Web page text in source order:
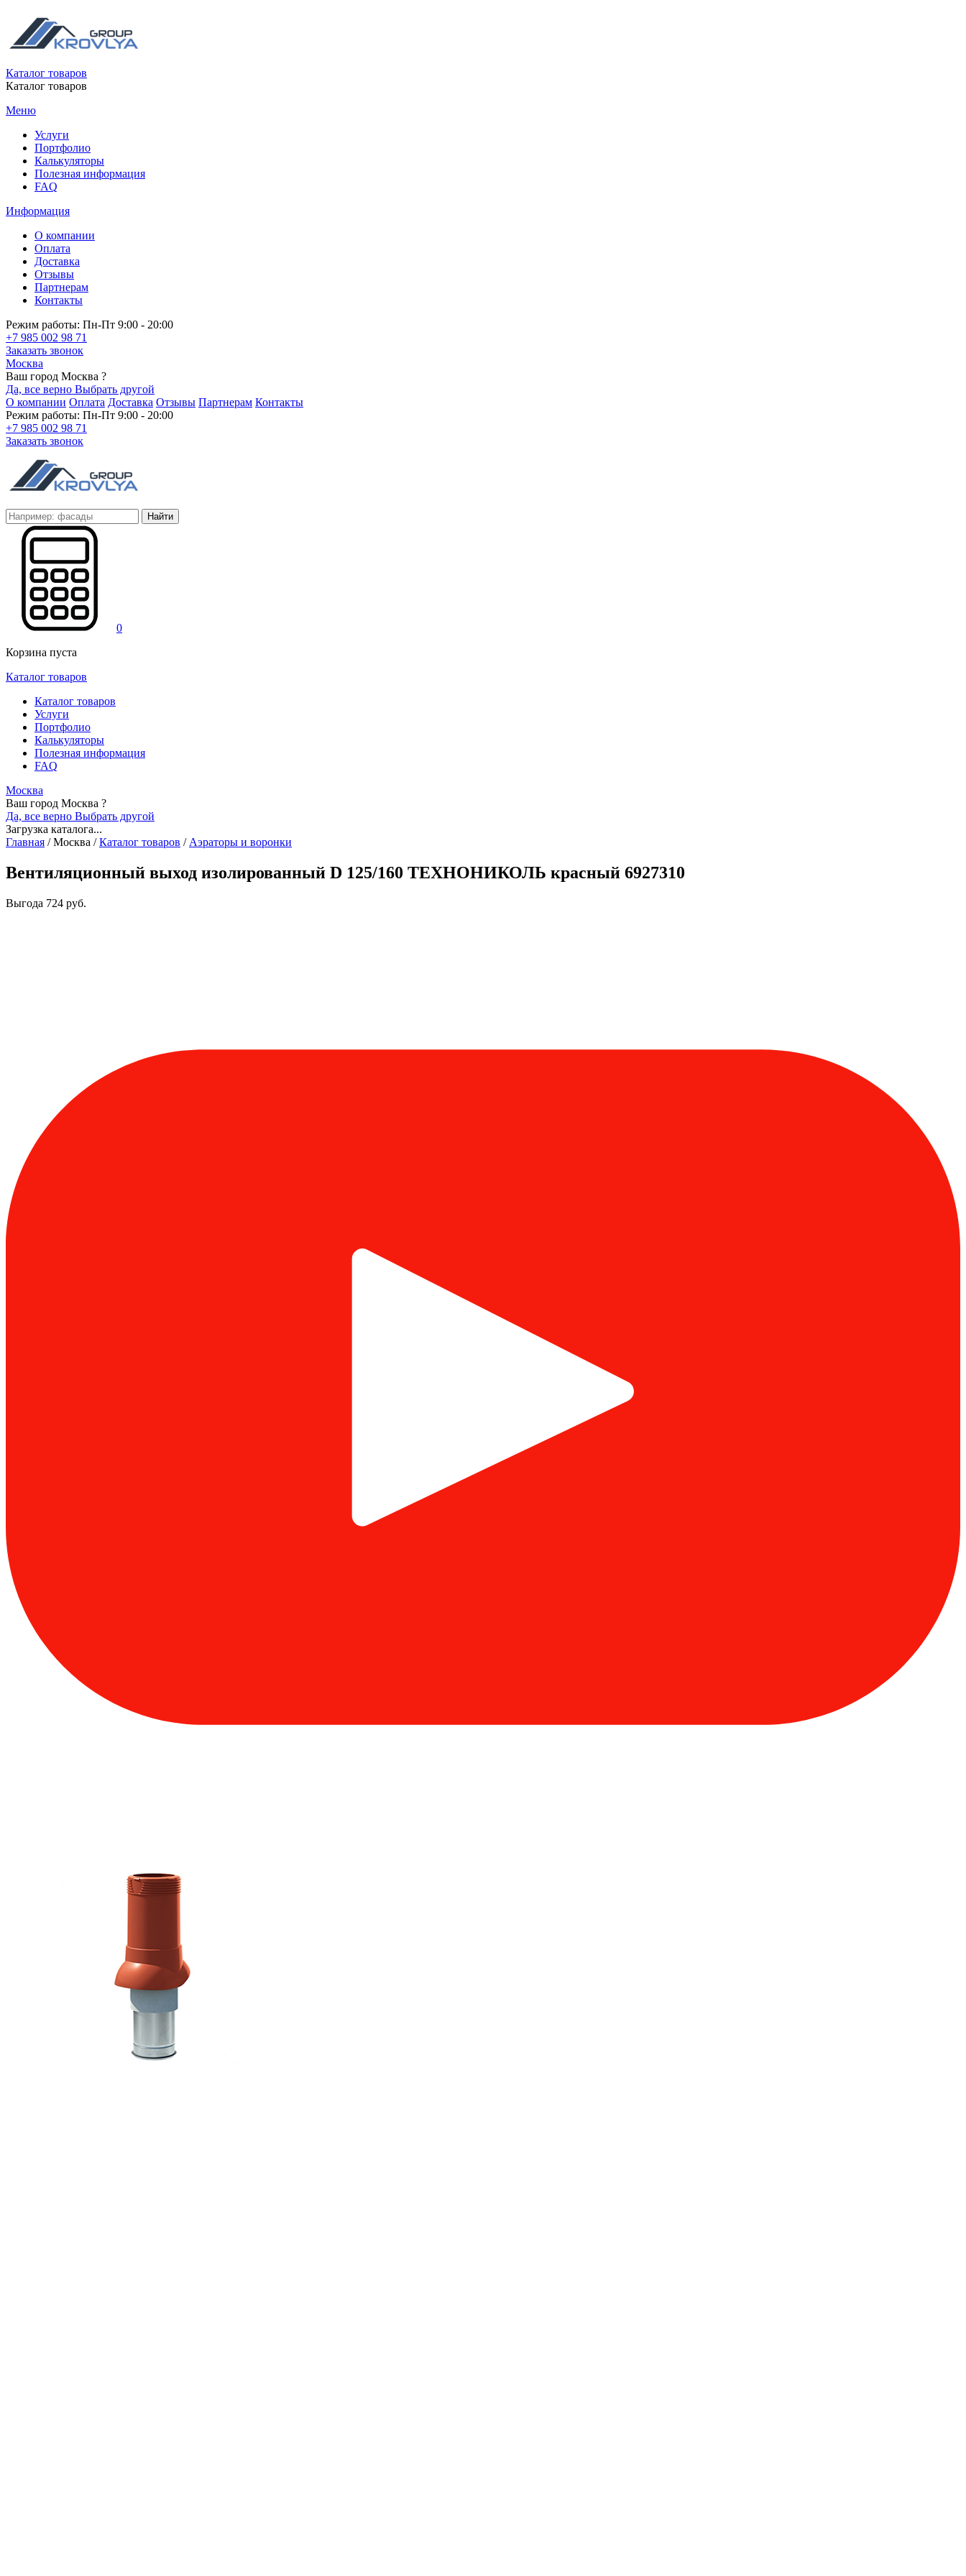
Каталог товаров
Каталог товаров
Меню
Услуги
Портфолио
Калькуляторы
Полезная информация
FAQ
Информация
О компании
Оплата
Доставка
Отзывы
Партнерам
Контакты
Режим работы: Пн-Пт 9:00 - 20:00
+7 985 002 98 71
Заказать звонок
Москва
Ваш город Москва ?
Да, все верно Выбрать другой
О компании Оплата Доставка Отзывы Партнерам Контакты
Режим работы: Пн-Пт 9:00 - 20:00
+7 985 002 98 71
Заказать звонок
Найти
0
Корзина пуста
Каталог товаров
Каталог товаров
Услуги
Портфолио
Калькуляторы
Полезная информация
FAQ
Москва
Ваш город Москва ?
Да, все верно Выбрать другой
Загрузка каталога...
Главная /Москва / Каталог товаров / Аэраторы и воронки
Вентиляционный выход изолированный D 125/160 ТЕХНОНИКОЛЬ красный 6927310
Выгода 724 руб.